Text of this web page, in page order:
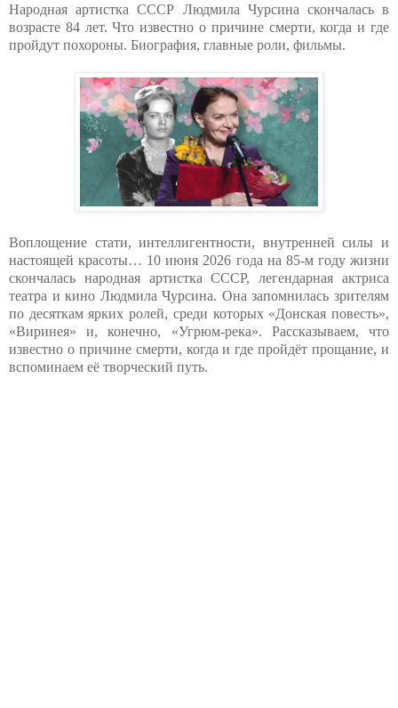
Народная артистка СССР Людмила Чурсина скончалась в
возрасте 84 лет. Что известно о причине смерти, когда и где
пройдут похороны. Биография, главные роли, фильмы.
Воплощение стати, интеллигентности, внутренней силы и
настоящей красоты… 10 июня 2026 года на 85-м году жизни
скончалась народная артистка СССР, легендарная актриса
театра и кино Людмила Чурсина. Она запомнилась зрителям
по десяткам ярких ролей, среди которых «Донская повесть»,
«Виринея» и, конечно, «Угрюм-река». Рассказываем, что
известно о причине смерти, когда и где пройдёт прощание, и
вспоминаем её творческий путь.